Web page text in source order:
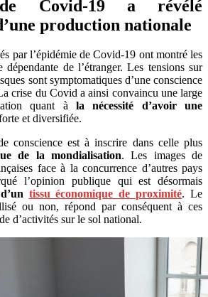
de Covid-19 a révélé
production nationale
par l’épidémie de Covid-19 ont montré les
dépendante de l’étranger. Les tensions sur
sont symptomatiques d’une conscience
crise du Covid a ainsi convaincu une large
quant à la nécessité d’avoir une
et diversifiée.
conscience est à inscrire dans celle plus
de la mondialisation. Les images de
face à la concurrence d’autres pays
l’opinion publique qui est désormais
tissu économique de proximité. Le
ou non, répond par conséquent à ces
d’activités sur le sol national.